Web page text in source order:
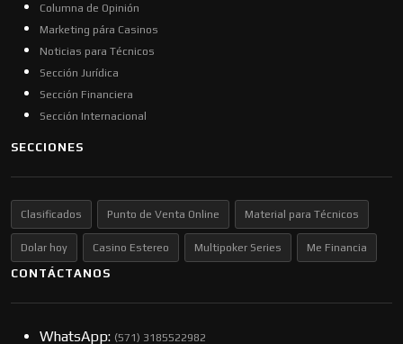
Columna de Opinión
Marketing pára Casinos
Noticias para Técnicos
Sección Jurídica
Sección Financiera
Sección Internacional
SECCIONES
Clasificados Punto de Venta Online Material para Técnicos
Dolar hoy Casino Estereo Multipoker Series Me Financia
CONTÁCTANOS
WhatsApp: (57​​1) 3185522982